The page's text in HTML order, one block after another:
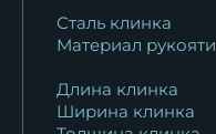
Сталь клинка
Материал рукояти
Длина клинка
Ширина клинка